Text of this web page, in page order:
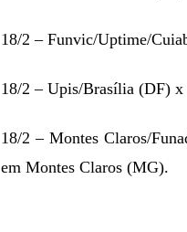
18/2 – Funvic/Uptime/
18/2 – Upis/Brasília (DF)
18/2 – Montes Claros/
em Montes Claros (MG).